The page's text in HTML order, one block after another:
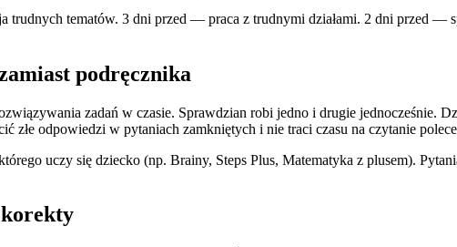
tematów. 3 dni przed — praca z trudnymi działami. 2 dni przed —
podręcznika
zadań w czasie. Sprawdzian robi jedno i drugie jednocześnie.
złe odpowiedzi w pytaniach zamkniętych i nie traci czasu na czytanie
uczy się dziecko (np. Brainy, Steps Plus, Matematyka z plusem).